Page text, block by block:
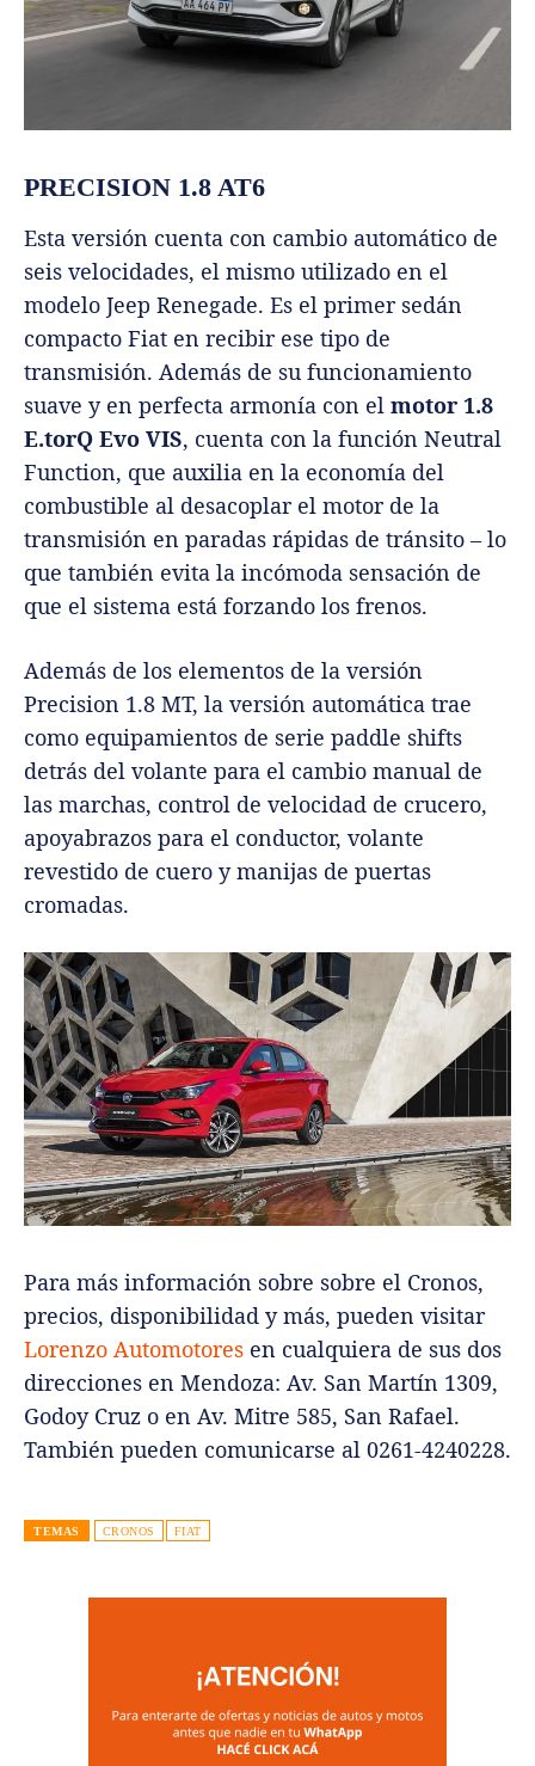
PRECISION 1.8 AT6
Esta versión cuenta con cambio automático de
seis velocidades, el mismo utilizado en el
modelo Jeep Renegade. Es el primer sedán
compacto Fiat en recibir ese tipo de
transmisión. Además de su funcionamiento
suave y en perfecta armonía con el motor 1.8
E.torQ Evo VIS, cuenta con la función Neutral
Function, que auxilia en la economía del
combustible al desacoplar el motor de la
transmisión en paradas rápidas de tránsito – lo
que también evita la incómoda sensación de
que el sistema está forzando los frenos.
Además de los elementos de la versión
Precision 1.8 MT, la versión automática trae
como equipamientos de serie paddle shifts
detrás del volante para el cambio manual de
las marchas, control de velocidad de crucero,
apoyabrazos para el conductor, volante
revestido de cuero y manijas de puertas
cromadas.
Para más información sobre sobre el Cronos,
precios, disponibilidad y más, pueden visitar
Lorenzo Automotores en cualquiera de sus dos
direcciones en Mendoza: Av. San Martín 1309,
Godoy Cruz o en Av. Mitre 585, San Rafael.
También pueden comunicarse al 0261-4240228.
TEMAS CRONOS FIAT